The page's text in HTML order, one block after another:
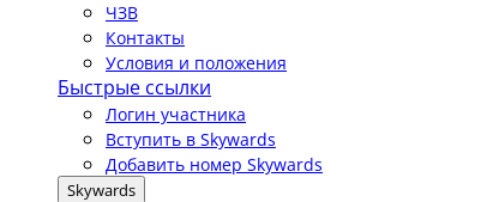
ЧЗВ
Контакты
Условия и положения
Быстрые ссылки
Логин участника
Вступить в Skywards
Добавить номер Skywards
Skywards